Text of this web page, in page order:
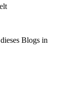
Blogs in